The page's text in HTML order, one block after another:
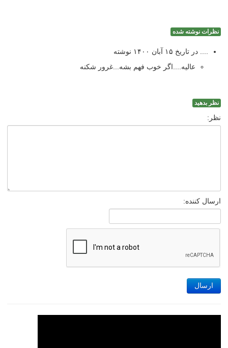
نظرات نوشته شده
.... در تاریخ ۱۵ آبان ۱۴۰۰ نوشته
عالیه....اگر خوب فهم بشه...غرور شکنه
نظر بدهید
نظر:
ارسال کننده:
ارسال